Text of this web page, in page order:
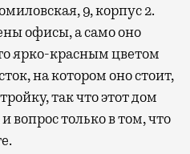
9, корпус 2.
офисы, а само оно
ярко-красным цветом
на котором оно стоит,
так что этот дом
вопрос только в том, что